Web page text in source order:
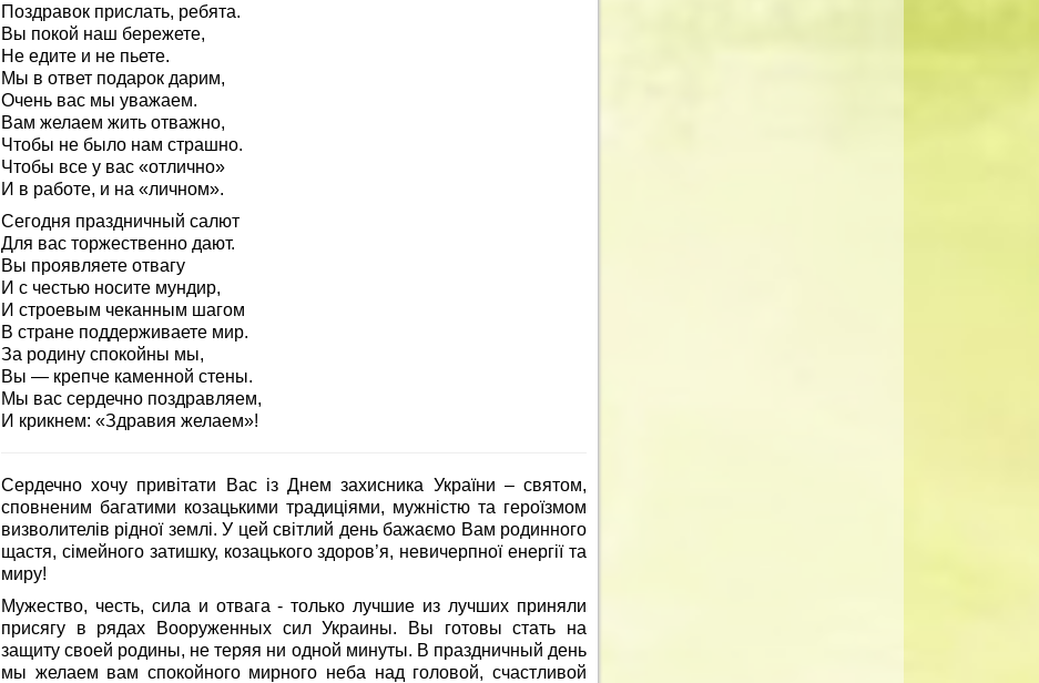
Поздравок прислать, ребята.
Вы покой наш бережете,
Не едите и не пьете.
Мы в ответ подарок дарим,
Очень вас мы уважаем.
Вам желаем жить отважно,
Чтобы не было нам страшно.
Чтобы все у вас «отлично»
И в работе, и на «личном».
Сегодня праздничный салют
Для вас торжественно дают.
Вы проявляете отвагу
И с честью носите мундир,
И строевым чеканным шагом
В стране поддерживаете мир.
За родину спокойны мы,
Вы — крепче каменной стены.
Мы вас сердечно поздравляем,
И крикнем: «Здравия желаем»!
Сердечно хочу привітати Вас із Днем захисника України – святом,
сповненим багатими козацькими традиціями, мужністю та героїзмом
визволителів рідної землі. У цей світлий день бажаємо Вам родинного
щастя, сімейного затишку, козацького здоров’я, невичерпної енергії та
миру!
Мужество, честь, сила и отвага - только лучшие из лучших приняли
присягу в рядах Вооруженных сил Украины. Вы готовы стать на
защиту своей родины, не теряя ни одной минуты. В праздничный день
мы желаем вам спокойного мирного неба над головой, счастливой